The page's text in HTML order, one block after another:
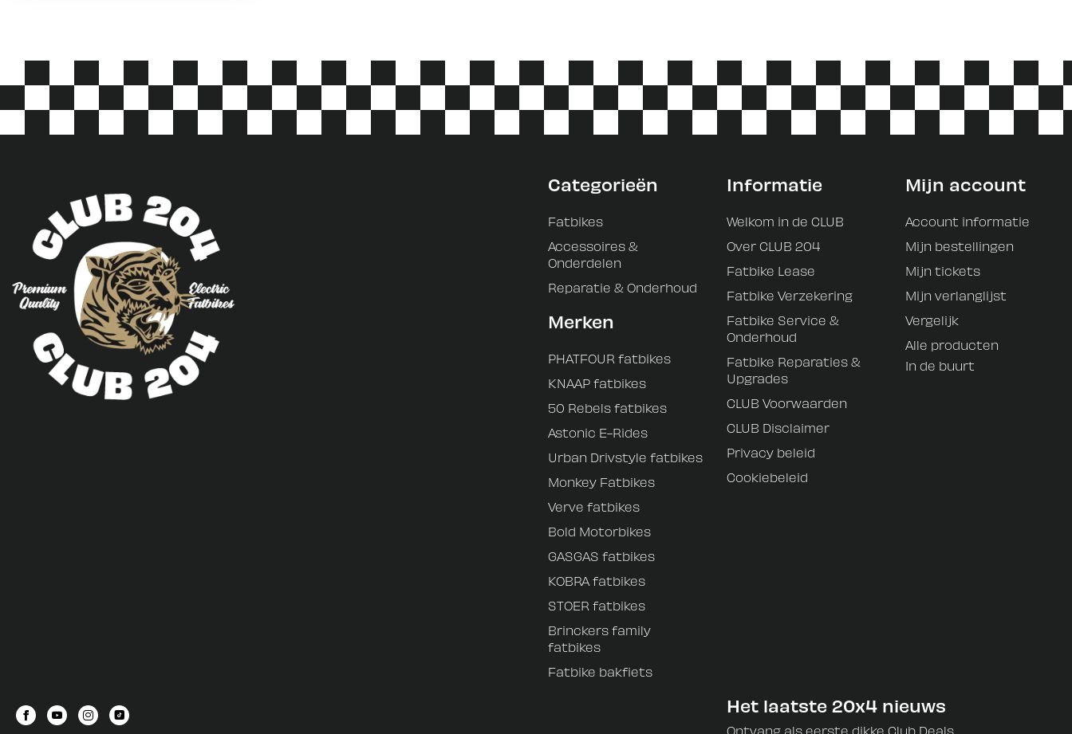
Categorieën
Fatbikes
Accessoires &
Onderdelen
Reparatie & Onderhoud
Merken
PHATFOUR fatbikes
KNAAP fatbikes
50 Rebels fatbikes
Astonic E-Rides
Urban Drivstyle fatbikes
Monkey Fatbikes
Verve fatbikes
Bold Motorbikes
GASGAS fatbikes
KOBRA fatbikes
STOER fatbikes
Brinckers family
fatbikes
Fatbike bakfiets
Informatie
Welkom in de CLUB
Over CLUB 204
Fatbike Lease
Fatbike Verzekering
Fatbike Service &
Onderhoud
Fatbike Reparaties &
Upgrades
CLUB Voorwaarden
CLUB Disclaimer
Privacy beleid
Cookiebeleid
Mijn account
Account informatie
Mijn bestellingen
Mijn tickets
Mijn verlanglijst
Vergelijk
Alle producten
In de buurt
Het laatste 20x4 nieuws
Ontvang als eerste dikke Club Deals